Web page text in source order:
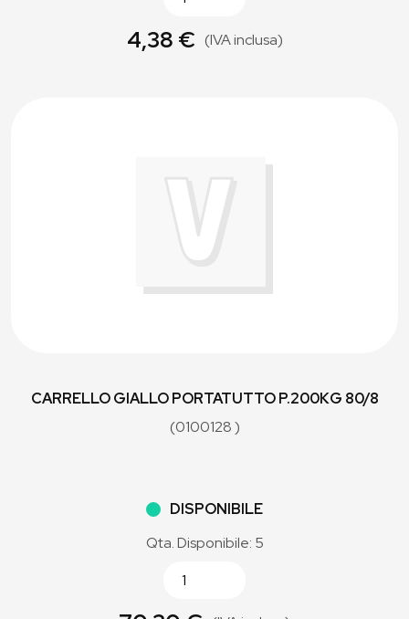
4,38 € (IVA inclusa)
CARRELLO GIALLO PORTATUTTO P.200KG 80/8
(0100128 )
DISPONIBILE
Qta. Disponibile: 5